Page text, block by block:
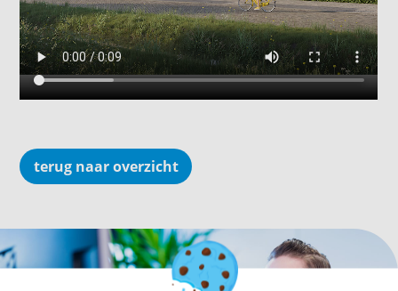
terug naar overzicht